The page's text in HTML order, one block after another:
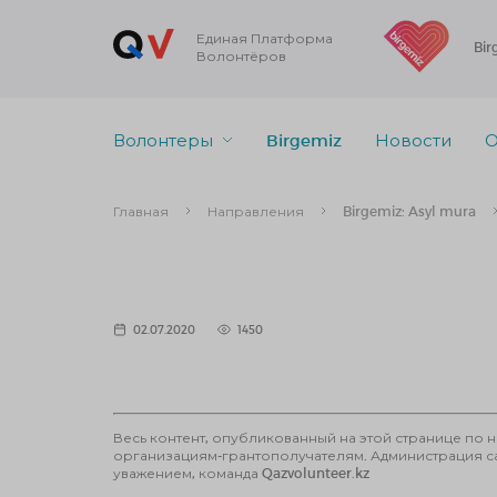
Единая Платформа
Волонтёров
Волонтеры Birgemiz Новости
Главная Направления Birgemiz: Asyl mura
02.07.2020 1450
Весь контент, опубликованный на этой странице
организациям-грантополучателям. Администрация
уважением, команда Qazvolunteer.kz